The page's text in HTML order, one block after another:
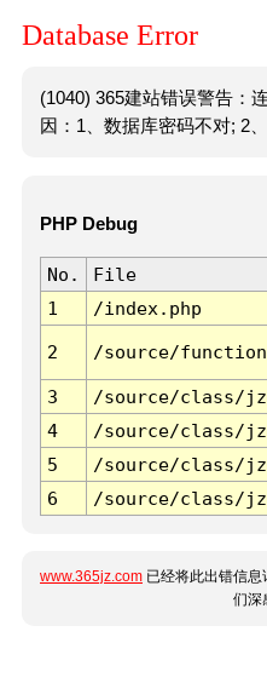
Database Error
(1040) 365建站错误警告：
因：1、数据库密码不对; 2
PHP Debug
No. File
1
/index.php
2 /source/
3 /source/class/
4
/source/class/
5
/source/class/
6
/source/class/
www.365jz.com 已经将此出错信
们深